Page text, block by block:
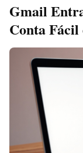
Gmail
Conta Fácil